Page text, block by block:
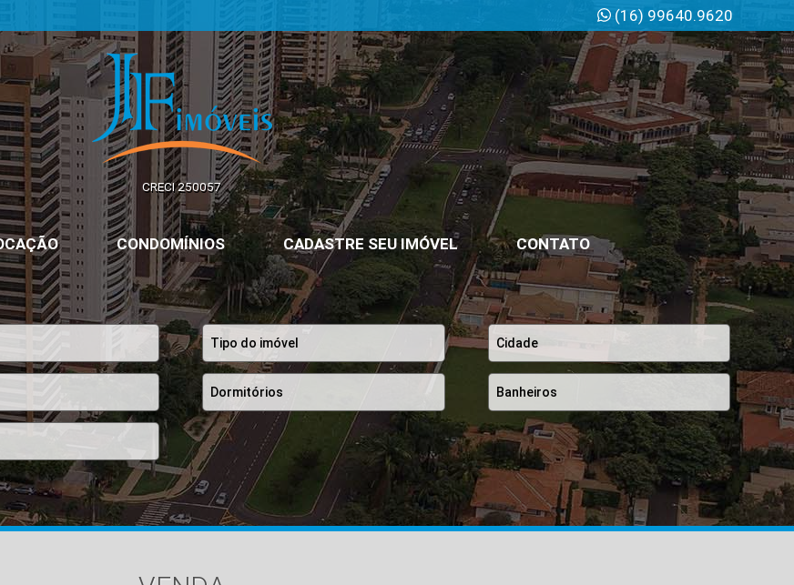
(16) 99640.9620
JF Imóveis | Imobiliária em Ribeirão Preto | SP
CRECI 250057
CONDOMÍNIOS CADASTRE SEU IMÓVEL CONTATO